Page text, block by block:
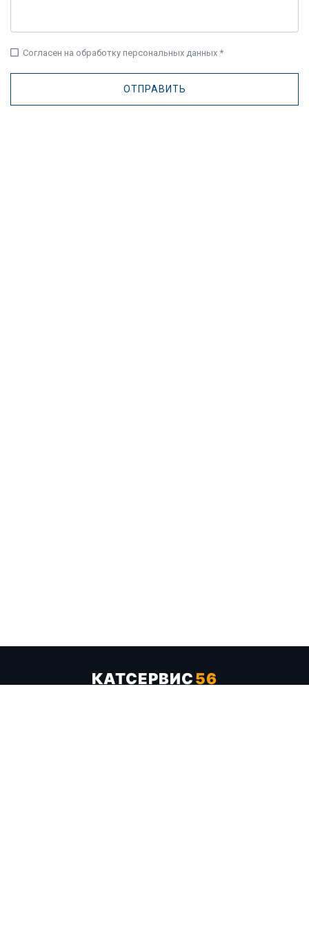
check_box_outline_blank Согласен на обработку персональных данных *
КАТСЕРВИС56